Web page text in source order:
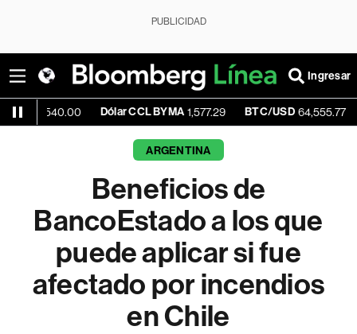
PUBLICIDAD
Ingresar
Dólar CCL BYMA 1,577.29 BTC/USD 64,555.77 +0.40%
ARGENTINA
Beneficios de
BancoEstado a los que
puede aplicar si fue
afectado por incendios
en Chile